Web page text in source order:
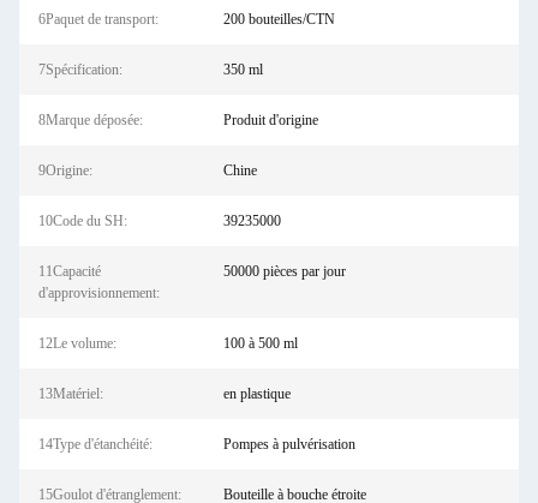
6Paquet de transport: 200 bouteilles/CTN
7Spécification: 350 ml
8Marque déposée: Produit d'origine
9Origine: Chine
10Code du SH: 39235000
11Capacité
d'approvisionnement:
50000 pièces par jour
12Le volume: 100 à 500 ml
13Matériel: en plastique
14Type d'étanchéité: Pompes à pulvérisation
15Goulot d'étranglement: Bouteille à bouche étroite